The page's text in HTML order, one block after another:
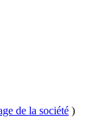
de la société )